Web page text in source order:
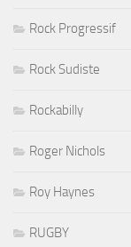
Rock Progressif
Rock Sudiste
Rockabilly
Roger Nichols
Roy Haynes
RUGBY